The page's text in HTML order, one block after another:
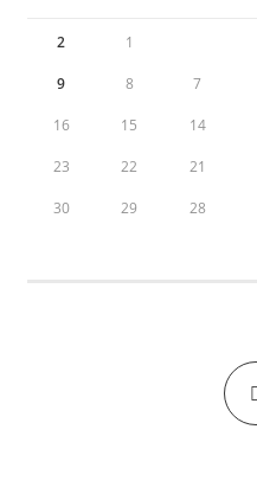
1
2
7
8
9
14
15
16
21
22
23
28
29
30